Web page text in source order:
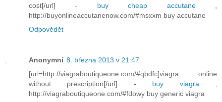
cost[/url] - buy cheap accutane,
http://buyonlineaccutanenow.com/#msxxm buy accutane
Odpovědět
Anonymní 8. března 2013 v 21:47
[url=http://viagraboutiqueone.com/#qbdfc]viagra online
without prescription[/url] - buy viagra
http://viagraboutiqueone.com/#fdowy buy generic viagra